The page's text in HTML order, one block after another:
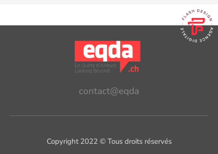
contact@eqda
Copyright 2022 © Tous droits réservés